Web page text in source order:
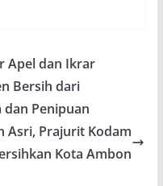
Apel dan Ikrar
Bersih dari
Penipuan
Asri, Prajurit Kodam
Kota Ambon